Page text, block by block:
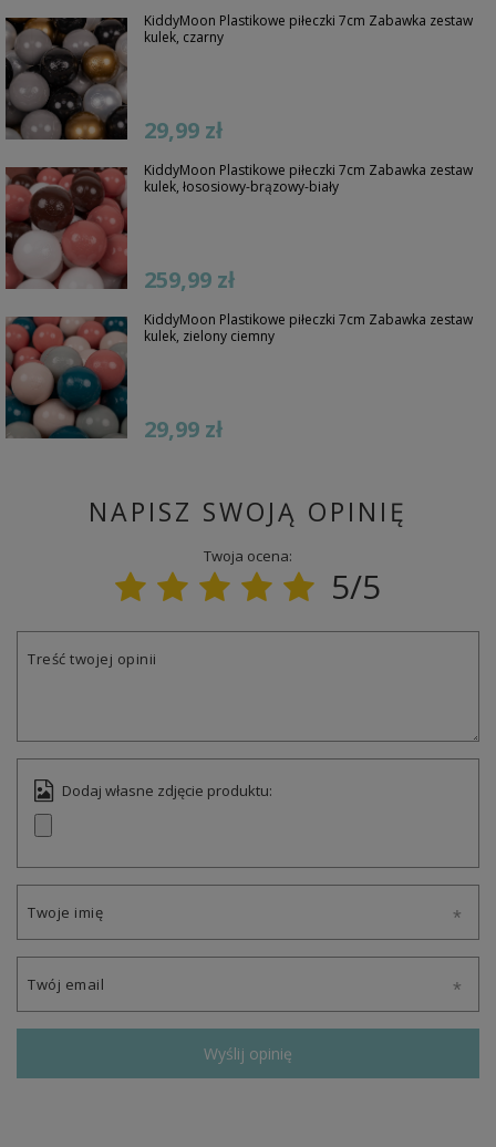
KiddyMoon Plastikowe piłeczki 7cm Zabawka zestaw
kulek, czarny
29,99 zł
KiddyMoon Plastikowe piłeczki 7cm Zabawka zestaw
kulek, łososiowy-brązowy-biały
259,99 zł
KiddyMoon Plastikowe piłeczki 7cm Zabawka zestaw
kulek, zielony ciemny
29,99 zł
NAPISZ SWOJĄ OPINIĘ
Twoja ocena:
5/5
Treść twojej opinii
Dodaj własne zdjęcie produktu:
Twoje imię
Twój email
Wyślij opinię